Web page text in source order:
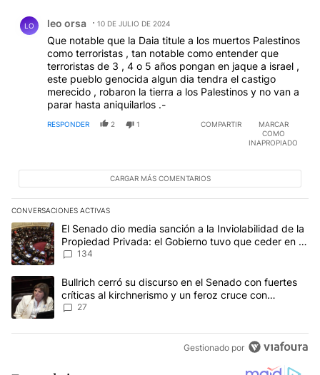
LO leo orsa 10 DE JULIO DE 2024
Que notable que la Daia titule a los muertos Palestinos
como terroristas , tan notable como entender que
terroristas de 3 , 4 o 5 años pongan en jaque a israel ,
este pueblo genocida algun dia tendra el castigo
merecido , robaron la tierra a los Palestinos y no van a
parar hasta aniquilarlos .-
RESPONDER 2 1 COMPARTIR
MARCAR
COMO
INAPROPIADO
CARGAR MÁS COMENTARIOS
CONVERSACIONES ACTIVAS
Este listado muestra los artículos con más comentarios en los
Un artículo de tendencia con el título "El Senado dio media
El Senado dio media sanción a la Inviolabilidad de la
Propiedad Privada: el Gobierno tuvo que ceder en la
Ley del Manejo del Fuego
134
Un artículo de tendencia con el título "Bullrich cerró su discurso
Bullrich cerró su discurso en el Senado con fuertes
críticas al kirchnerismo y un feroz cruce con
Capitanich al que le gritó “¡cállate!”
27
Gestionado por